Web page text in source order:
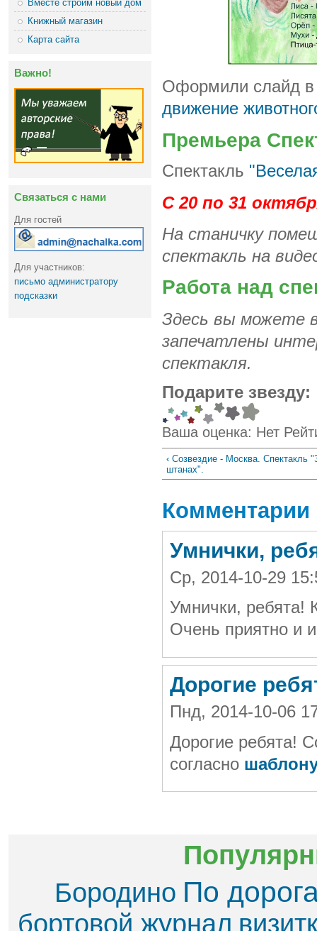
Вместе строим новый дом
Книжный магазин
Карта сайта
Важно!
Связаться с нами
Для гостей
Для участников:
письмо администратору
подсказки
Оформили слайд в
движение
Премьера
Спектакль
С 20 по 31
На станичку
спектакль на
Работа над
Здесь вы можете
запечатлены
спектакля.
Подарите звезду:
Ваша оценка: Нет
‹ Созвездие - Москва. Спектакль
штанах".
Комментарии
Умнички,
Ср, 2014-10-29
Умнички, ребята!
Очень приятно и
Дорогие
Пнд, 2014-10-06
Дорогие ребята!
согласно
Бородино По
бортовой журнал